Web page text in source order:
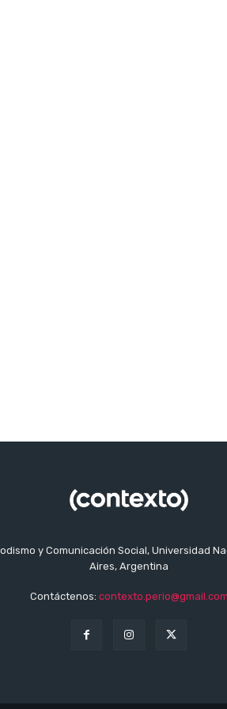
y Comunicación Social, Universidad
Aires, Argentina
Contáctenos: contexto.perio@gmail.com